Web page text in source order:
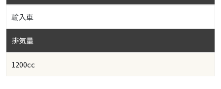
輸入車
排気量
1200cc